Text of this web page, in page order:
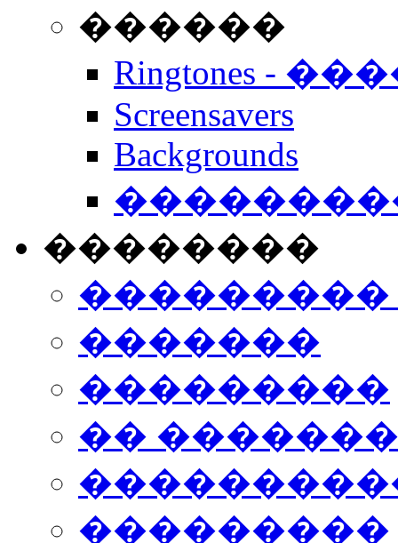
������
Ringtones -
Screensavers
Backgrounds
��������
���������
�������
���������
��
���������